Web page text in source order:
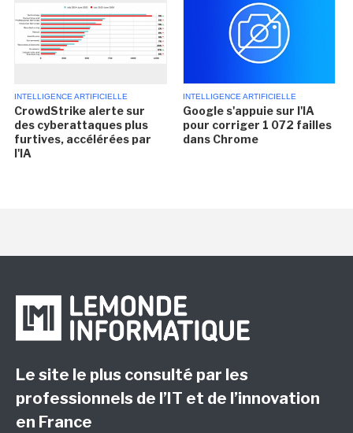
INTELLIGENCE ARTIFICIELLE
CrowdStrike alerte sur
des cyberattaques plus
furtives, accélérées par
l'IA
INTELLIGENCE ARTIFICIELLE
Google s'appuie sur l'IA
pour corriger 1 072 failles
dans Chrome
Le site le plus consulté par les
professionnels de l’IT et de l’innovation
en France